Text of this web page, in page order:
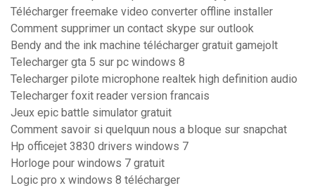
Télécharger freemake video converter offline installer
Comment supprimer un contact skype sur outlook
Bendy and the ink machine télécharger gratuit gamejolt
Telecharger gta 5 sur pc windows 8
Telecharger pilote microphone realtek high definition audio
Telecharger foxit reader version francais
Jeux epic battle simulator gratuit
Comment savoir si quelquun nous a bloque sur snapchat
Hp officejet 3830 drivers windows 7
Horloge pour windows 7 gratuit
Logic pro x windows 8 télécharger